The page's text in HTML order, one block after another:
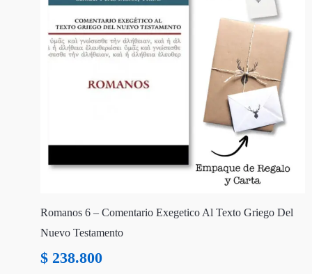
Romanos 6 – Comentario Exegetico Al Texto Griego Del
Nuevo Testamento
$ 238.800